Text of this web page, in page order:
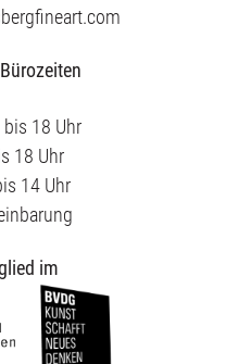
18 Uhr
18 Uhr
14 Uhr
im